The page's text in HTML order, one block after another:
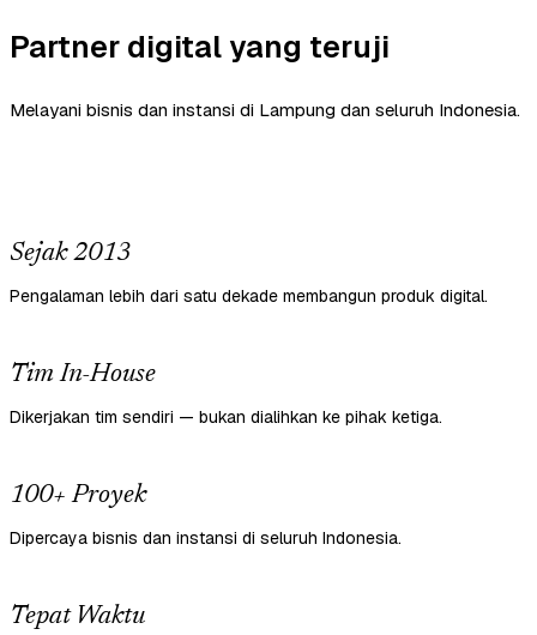
Partner digital yang teruji
Melayani bisnis dan instansi di Lampung dan seluruh Indonesia.
Sejak 2013
Pengalaman lebih dari satu dekade membangun produk digital.
Tim In-House
Dikerjakan tim sendiri — bukan dialihkan ke pihak ketiga.
100+ Proyek
Dipercaya bisnis dan instansi di seluruh Indonesia.
Tepat Waktu